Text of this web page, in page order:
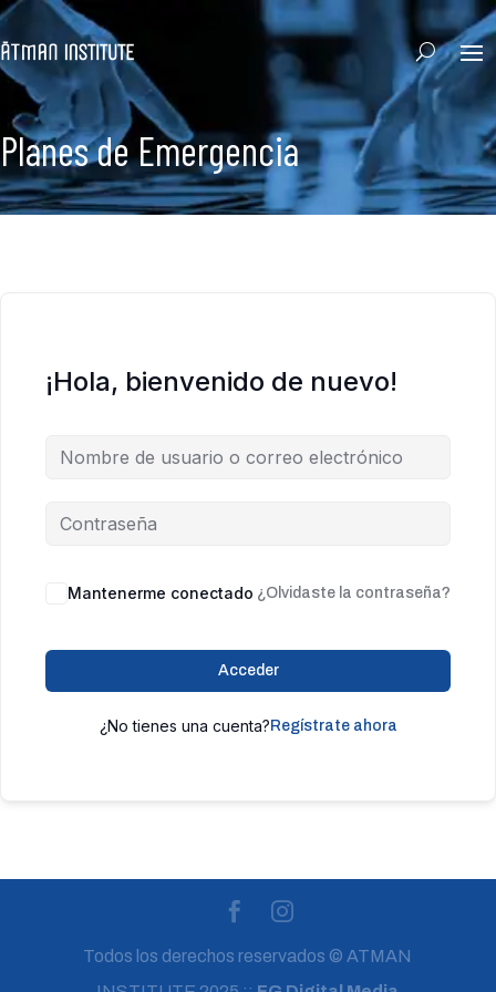
Planes de Emergencia
¡Hola, bienvenido de nuevo!
Mantenerme conectado ¿Olvidaste la contraseña?
Acceder
¿No tienes una cuenta? Regístrate ahora
Todos los derechos reservados © ATMAN